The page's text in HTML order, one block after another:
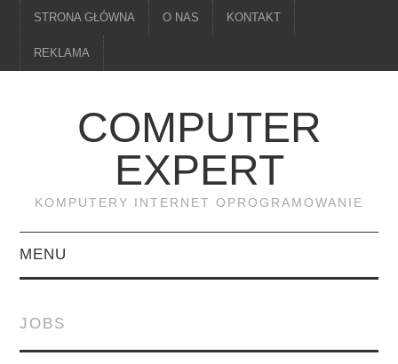
STRONA GŁÓWNA O NAS KONTAKT
REKLAMA
COMPUTER
EXPERT
KOMPUTERY INTERNET OPROGRAMOWANIE
MENU
JOBS